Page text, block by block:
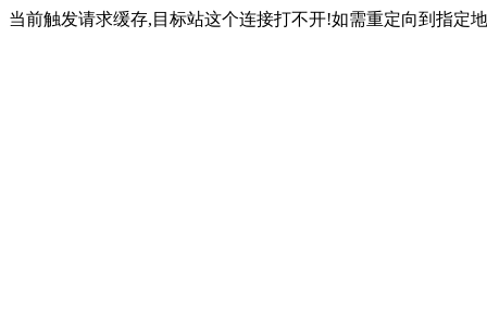
当前触发请求缓存,目标站这个连接打不开!如需重定向到指定